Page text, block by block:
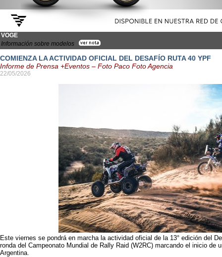
VOGE
Información sobre modelos
COMIENZA LA ACTIVIDAD OFICIAL DEL DESAFÍO RUTA 40 YPF
Informe de Prensa +Eventos – Foto Paco Foto Agencia
22/05/2026
Este viernes se pondrá en marcha la actividad oficial de la 13° edición del
ronda del Campeonato Mundial de Rally Raid (W2RC) marcando el inicio de
Argentina.